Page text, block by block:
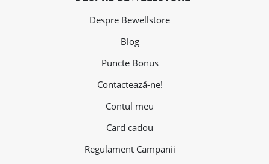
Despre Bewellstore
Blog
Puncte Bonus
Contactează-ne!
Contul meu
Card cadou
Regulament Campanii